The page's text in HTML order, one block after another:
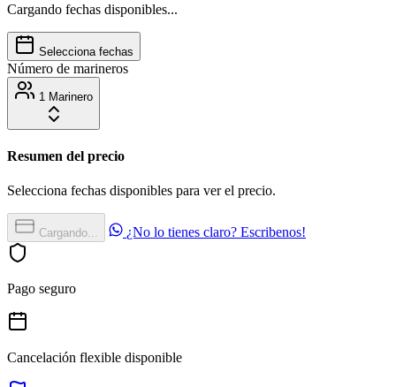
Cargando fechas disponibles...
Selecciona fechas
Número de marineros
1 Marinero
Resumen del precio
Selecciona fechas disponibles para ver el precio.
Cargando... ¿No lo tienes claro? Escribenos!
Pago seguro
Cancelación flexible disponible